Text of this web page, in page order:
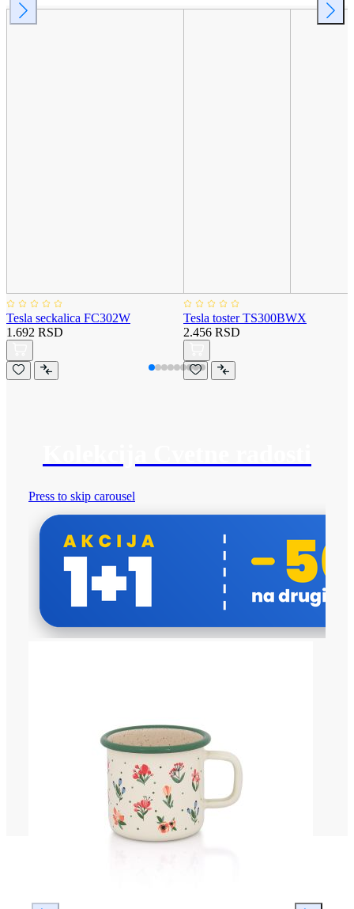
Tesla seckalica FC302W
1.692 RSD
Tesla toster TS300BWX
2.456 RSD
Press to skip carousel